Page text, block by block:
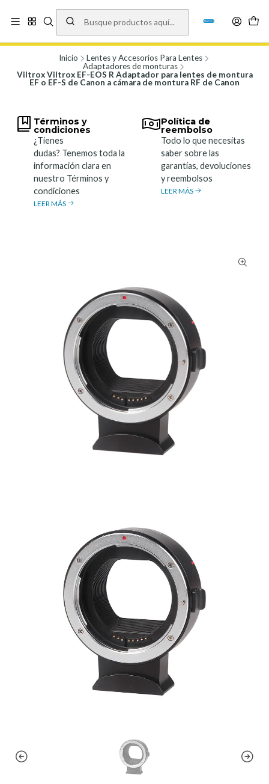
Vísita nuestro local en Los Agustinos 5478, Ñuñoa. Lunes a Viernes 9.30 a
19.00, Sábados 10:00 a 19:00 y Domingos de 10:00 a 17:00
Inicio
Lentes y Accesorios Para Lentes
Adaptadores de monturas
Viltrox Viltrox EF-EOS R Adaptador para lentes de montura
EF o EF-S de Canon a cámara de montura RF de Canon
Términos y
condiciones
¿Tienes
dudas? Tenemos toda la
información clara en
nuestro Términos y
condiciones
LEER MÁS
Política de
reembolso
Todo lo que necesitas
saber sobre las
garantías, devoluciones
y reembolsos
LEER MÁS